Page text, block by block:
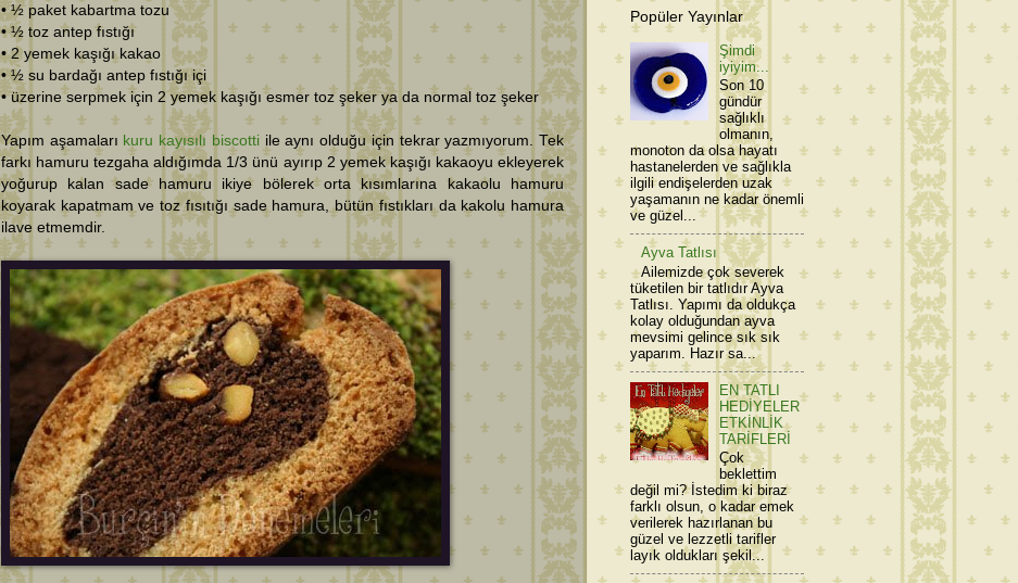
• ½ paket kabartma tozu
• ½ toz antep fıstığı
• 2 yemek kaşığı kakao
• ½ su bardağı antep fıstığı içi
• üzerine serpmek için 2 yemek kaşığı esmer toz şeker ya da normal toz şeker
Yapım aşamaları kuru kayısılı biscottiile aynı olduğu için tekrar yazmıyorum. Tek
farkı hamuru tezgaha aldığımda 1/3 ünü ayırıp 2 yemek kaşığı kakaoyu ekleyerek
yoğurup kalan sade hamuru ikiye bölerek orta kısımlarına kakaolu hamuru
koyarak kapatmam ve toz fısıtığı sade hamura, bütün fıstıkları da kakolu hamura
ilave etmemdir.
Popüler Yayınlar
Şimdi
iyiyim...
Son 10
gündür
sağlıklı
olmanın,
monoton da olsa hayatı
hastanelerden ve sağlıkla
ilgili endişelerden uzak
yaşamanın ne kadar önemli
ve güzel...
Ayva Tatlısı
Ailemizde çok severek
tüketilen bir tatlıdır Ayva
Tatlısı. Yapımı da oldukça
kolay olduğundan ayva
mevsimi gelince sık sık
yaparım. Hazır sa...
EN TATLI
HEDİYELER
ETKİNLİK
TARİFLERİ
Çok
beklettim
değil mi? İstedim ki biraz
farklı olsun, o kadar emek
verilerek hazırlanan bu
güzel ve lezzetli tarifler
layık oldukları şekil...